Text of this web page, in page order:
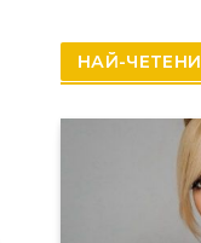
НАЙ-ЧЕТЕНИ